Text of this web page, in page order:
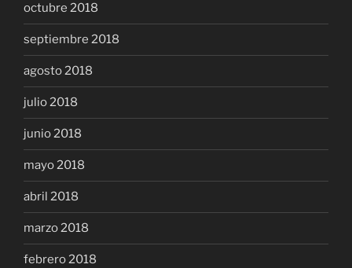
octubre 2018
septiembre 2018
agosto 2018
julio 2018
junio 2018
mayo 2018
abril 2018
marzo 2018
febrero 2018